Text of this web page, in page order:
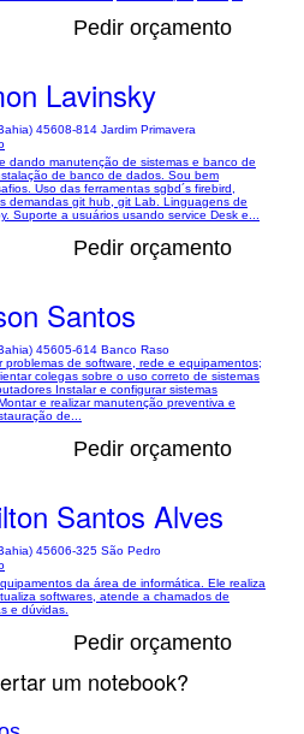
Pedir orçamento
Lavinsky
45608-814 Jardim Primavera
dando manutenção de sistemas e banco de
de banco de dados. Sou bem
Uso das ferramentas sgbd´s firebird,
demandas git hub, git Lab. Linguagens de
Suporte a usuários usando service Desk e...
Pedir orçamento
Santos
45605-614 Banco Raso
de software, rede e equipamentos;
colegas sobre o uso correto de sistemas
Instalar e configurar sistemas
e realizar manutenção preventiva e
de...
Pedir orçamento
Santos Alves
45606-325 São Pedro
da área de informática. Ele realiza
softwares, atende a chamados de
e dúvidas.
Pedir orçamento
um notebook?